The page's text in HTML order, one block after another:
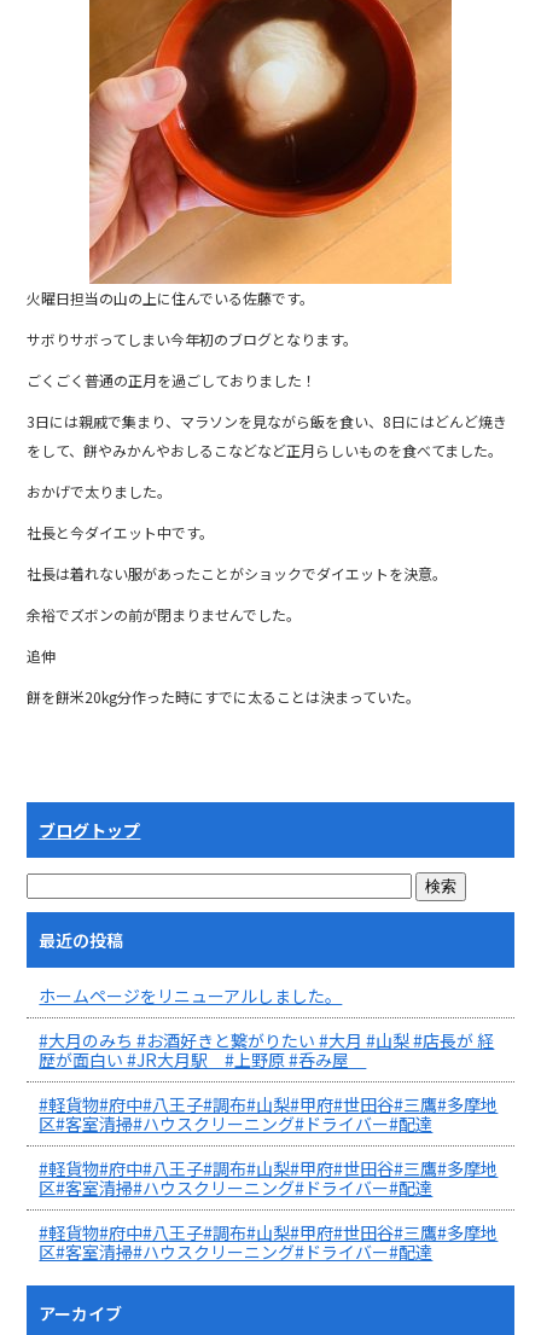
火曜日担当の山の上に住んでいる佐藤です。
サボりサボってしまい今年初のブログとなります。
ごくごく普通の正月を過ごしておりました！
3日には親戚で集まり、マラソンを見ながら飯を食い、8日にはどんど焼き
をして、餅やみかんやおしるこなどなど正月らしいものを食べてました。
おかげで太りました。
社長と今ダイエット中です。
社長は着れない服があったことがショックでダイエットを決意。
余裕でズボンの前が閉まりませんでした。
追伸
餅を餅米20kg分作った時にすでに太ることは決まっていた。
ブログトップ
最近の投稿
ホームページをリニューアルしました。
#大月のみち #お酒好きと繋がりたい #大月 #山梨 #店長が 経
歴が面白い #JR大月駅 #上野原 #呑み屋
#軽貨物#府中#八王子#調布#山梨#甲府#世田谷#三鷹#多摩地
区#客室清掃#ハウスクリーニング#ドライバー#配達
#軽貨物#府中#八王子#調布#山梨#甲府#世田谷#三鷹#多摩地
区#客室清掃#ハウスクリーニング#ドライバー#配達
#軽貨物#府中#八王子#調布#山梨#甲府#世田谷#三鷹#多摩地
区#客室清掃#ハウスクリーニング#ドライバー#配達
アーカイブ